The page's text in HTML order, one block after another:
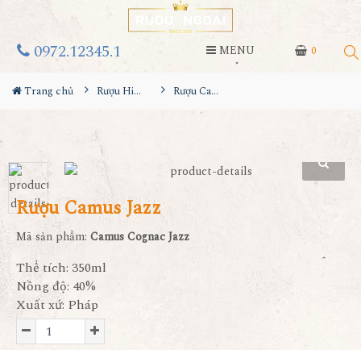
0
0972.12345.1 MENU
Trang chủ Rượu Hiếm - Cũ Rượu Camus Jazz
Rượu Camus Jazz
Mã sản phẩm: Camus Cognac Jazz
Thể tích: 350ml
Nồng độ: 40%
Xuất xứ: Pháp